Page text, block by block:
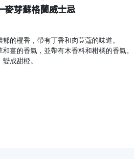
麥芽蘇格蘭威士忌
的橙香，帶有丁香和肉荳蔻的味道。
薑的香氣，並帶有木香料和柑橘的香氣。
成甜橙。